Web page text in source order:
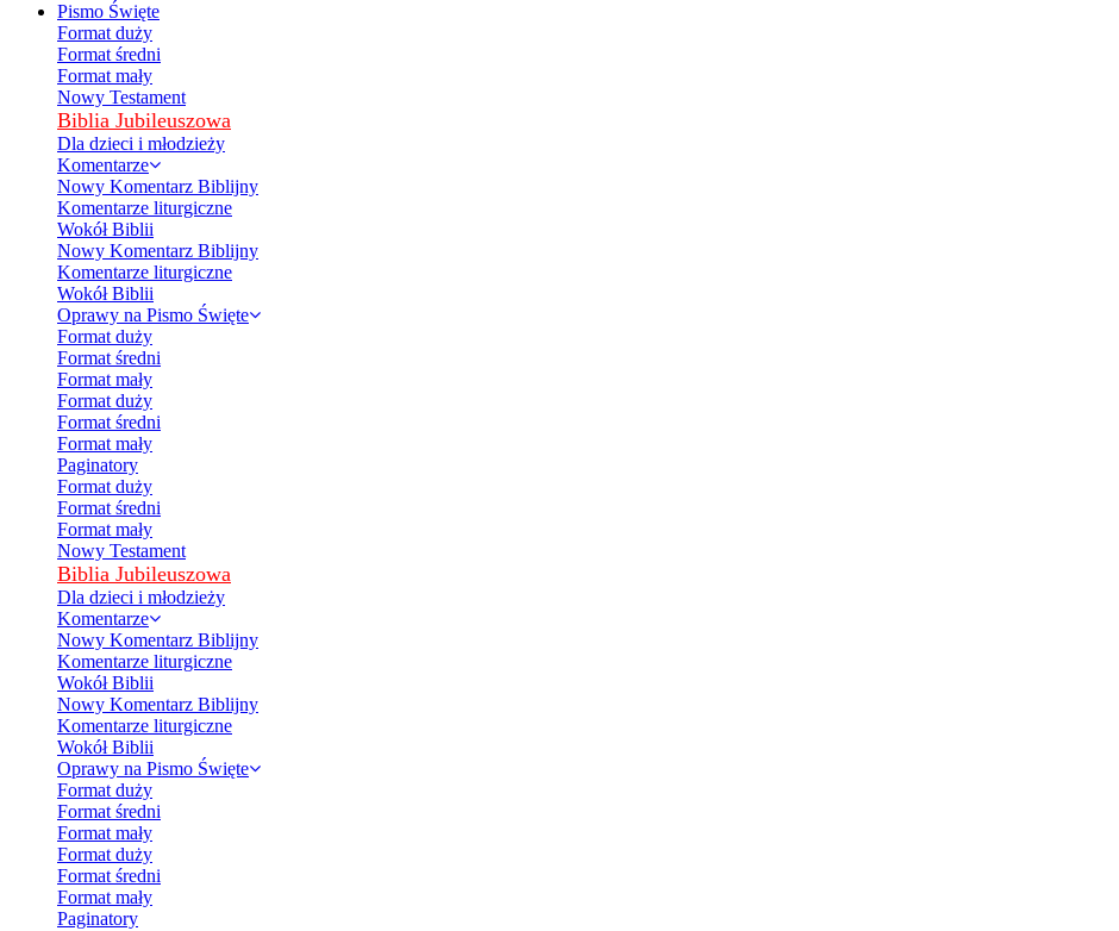
Pismo Święte
Format duży
Format średni
Format mały
Nowy Testament
Biblia Jubileuszowa
Dla dzieci i młodzieży
Komentarze
Nowy Komentarz Biblijny
Komentarze liturgiczne
Wokół Biblii
Nowy Komentarz Biblijny
Komentarze liturgiczne
Wokół Biblii
Oprawy na Pismo Święte
Format duży
Format średni
Format mały
Format duży
Format średni
Format mały
Paginatory
Format duży
Format średni
Format mały
Nowy Testament
Biblia Jubileuszowa
Dla dzieci i młodzieży
Komentarze
Nowy Komentarz Biblijny
Komentarze liturgiczne
Wokół Biblii
Nowy Komentarz Biblijny
Komentarze liturgiczne
Wokół Biblii
Oprawy na Pismo Święte
Format duży
Format średni
Format mały
Format duży
Format średni
Format mały
Paginatory